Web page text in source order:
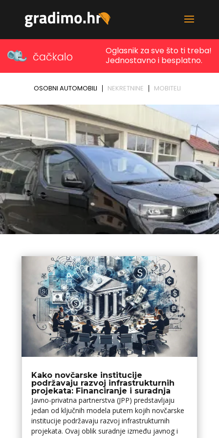
Kako novčarske institucije
podržavaju razvoj infrastrukturnih
projekata: Financiranje i suradnja
Javno-privatna partnerstva (JPP) predstavljaju
jedan od ključnih modela putem kojih novčarske
institucije podržavaju razvoj infrastrukturnih
projekata. Ovaj oblik suradnje između javnog i